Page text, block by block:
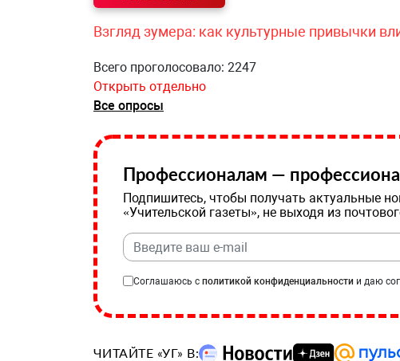
Взгляд зумера: как культурные привычки
Всего проголосовало: 2247
Открыть отдельно
Все опросы
Профессионалам —
Подпишитесь, чтобы получать актуальные
«Учительской газеты», не выходя из
Соглашаюсь с политикой конфиденциальности и даю
ЧИТАЙТЕ «УГ» В: